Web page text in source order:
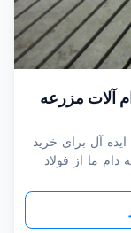
آل برای خرید
ما از فولاد
را برای استفاده
خودکار،